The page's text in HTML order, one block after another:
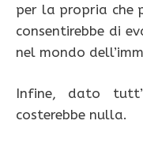
per la propria che
consentirebbe di
nel mondo
Infine, dato
costerebbe nulla.